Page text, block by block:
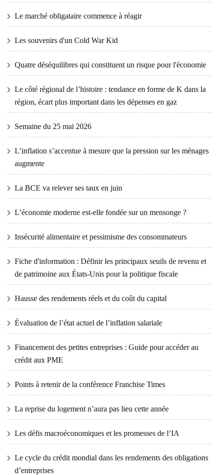
Le marché obligataire commence à réagir
Les souvenirs d'un Cold War Kid
Quatre déséquilibres qui constituent un risque pour l'économie
Le côté régional de l’histoire : tendance en forme de K dans la
région, écart plus important dans les dépenses en gaz
Semaine du 25 mai 2026
L’inflation s’accentue à mesure que la pression sur les ménages
augmente
La BCE va relever ses taux en juin
L’économie moderne est-elle fondée sur un mensonge ?
Insécurité alimentaire et pessimisme des consommateurs
Fiche d'information : Définir les principaux seuils de revenu et
de patrimoine aux États-Unis pour la politique fiscale
Hausse des rendements réels et du coût du capital
Évaluation de l’état actuel de l’inflation salariale
Financement des petites entreprises : Guide pour accéder au
crédit aux PME
Points à retenir de la conférence Franchise Times
La reprise du logement n’aura pas lieu cette année
Les défis macroéconomiques et les promesses de l’IA
Le cycle du crédit mondial dans les rendements des obligations
d’entreprises